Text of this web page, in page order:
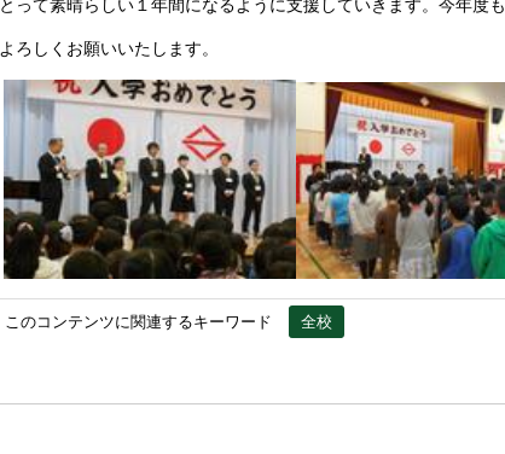
とって素晴らしい１年間になるように支援していきます。今年度も
よろしくお願いいたします。
このコンテンツに関連するキーワード 全校